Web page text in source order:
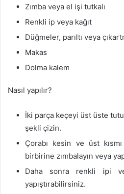
Zımba veya el işi tutkalı
Renkli ip veya kağıt
Düğmeler, parıltı veya
Makas
Dolma kalem
Nasıl yapılır?
İki parça keçeyi üst üste
şekli çizin.
Çorabı kesin ve üst kısmı
birbirine zımbalayın veya
Daha sonra renkli ipi
yapıştırabilirsiniz.